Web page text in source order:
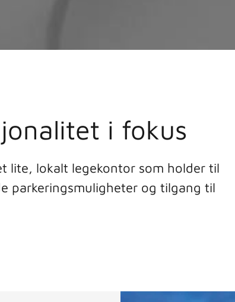
i fokus
lite, lokalt legekontor som holder til
parkeringsmuligheter og tilgang til